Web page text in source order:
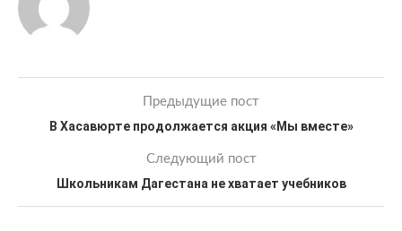
Предыдущие пост
В Хасавюрте продолжается акция «Мы вместе»
Следующий пост
Школьникам Дагестана не хватает учебников